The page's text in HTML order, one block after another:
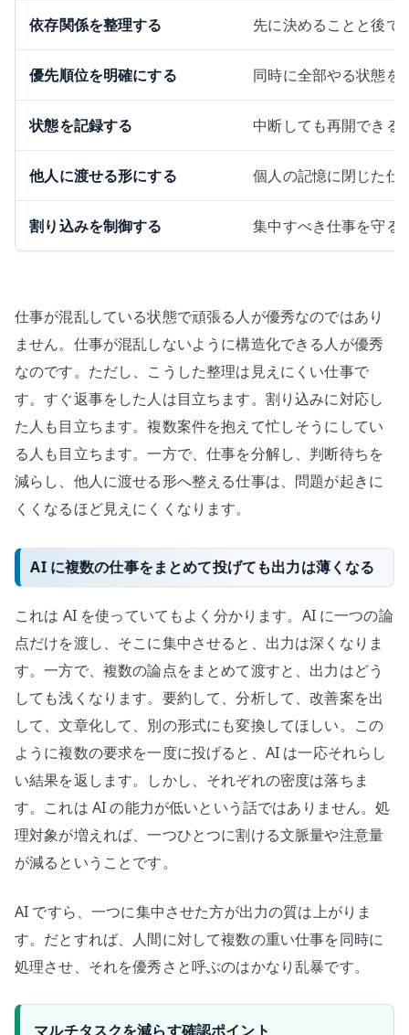
依存関係を整理する 先に決めることと後で
優先順位を明確にする 同時に全部やる状態を
状態を記録する 中断しても再開できる
他人に渡せる形にする 個人の記憶に閉じた仕
割り込みを制御する 集中すべき仕事を守る
仕事が混乱している状態で頑張る人が優秀なのではあり
ません。仕事が混乱しないように構造化できる人が優秀
なのです。ただし、こうした整理は見えにくい仕事で
す。すぐ返事をした人は目立ちます。割り込みに対応し
た人も目立ちます。複数案件を抱えて忙しそうにしてい
る人も目立ちます。一方で、仕事を分解し、判断待ちを
減らし、他人に渡せる形へ整える仕事は、問題が起きに
くくなるほど見えにくくなります。
AI に複数の仕事をまとめて投げても出力は薄くなる
これは AI を使っていてもよく分かります。AI に一つの論
点だけを渡し、そこに集中させると、出力は深くなりま
す。一方で、複数の論点をまとめて渡すと、出力はどう
しても浅くなります。要約して、分析して、改善案を出
して、文章化して、別の形式にも変換してほしい。この
ように複数の要求を一度に投げると、AI は一応それらし
い結果を返します。しかし、それぞれの密度は落ちま
す。これは AI の能力が低いという話ではありません。処
理対象が増えれば、一つひとつに割ける文脈量や注意量
が減るということです。
AI ですら、一つに集中させた方が出力の質は上がりま
す。だとすれば、人間に対して複数の重い仕事を同時に
処理させ、それを優秀さと呼ぶのはかなり乱暴です。
マルチタスクを減らす確認ポイント